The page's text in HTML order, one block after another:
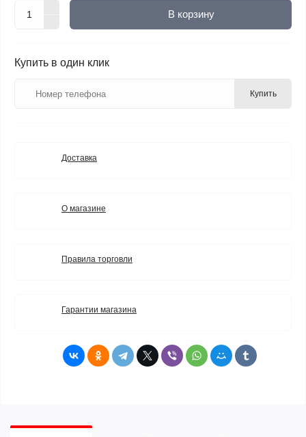
В корзину
Купить в один клик
Купить
Доставка
О магазине
Правила торговли
Гарантии магазина